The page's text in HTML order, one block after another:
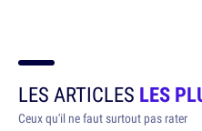
LES ARTICLES LES
Ceux qu'il ne faut surtout pas rater